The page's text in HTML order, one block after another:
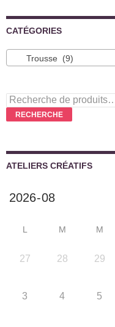
CATÉGORIES
Trousse (9)
Recherche
pour :
RECHERCHE
ATELIERS CRÉATIFS
L M M
27 28 29
3 4 5